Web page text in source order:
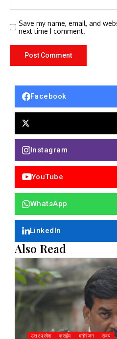
Save my name, email, and
next time I comment.
Facebook
Instagram
YouTube
WhatsApp
LinkedIn
Also Read
उत्तर प्रदेश क्राईम मनोरंजन राज्य